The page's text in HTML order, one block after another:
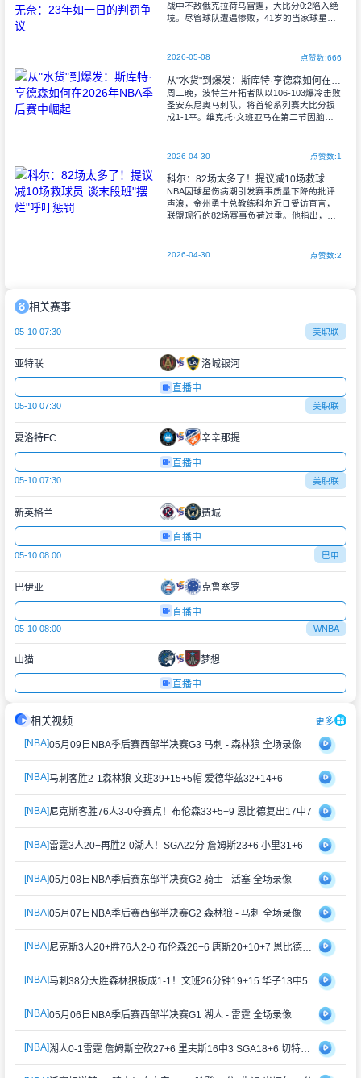
战中不敌俄克拉荷马雷霆，大比分0:2陷入绝
境。尽管球队遭遇惨败，41岁的当家球星勒
2026-05-08 点赞数:666
从"水货"到爆发：斯库特·亨德森如何在2026年NBA季后赛中崛起
周二晚，波特兰开拓者队以106-103爆冷击败
圣安东尼奥马刺队，将首轮系列赛大比分扳
成1-1平。维克托·文班亚马在第二节因脑震
2026-04-30 点赞数:1
科尔：82场太多了！提议减10场救球员 谈末段班"摆烂"呼吁惩罚
NBA因球星伤病潮引发赛事质量下降的批评
声浪，金州勇士总教练科尔近日受访直言，
联盟现行的82场赛事负荷过重。他指出，在
2026-04-30 点赞数:2
相关赛事
05-10 07:30 美职联
亚特联 洛城银河
直播中
05-10 07:30 美职联
夏洛特FC 辛辛那提
直播中
05-10 07:30 美职联
新英格兰 费城
直播中
05-10 08:00 巴甲
巴伊亚 克鲁塞罗
直播中
05-10 08:00 WNBA
山猫 梦想
直播中
相关视频
更多
[NBA]05月09日NBA季后赛西部半决赛G3 马刺 - 森林狼 全场录像
[NBA]马刺客胜2-1森林狼 文班39+15+5帽 爱德华兹32+14+6
[NBA]尼克斯客胜76人3-0夺赛点！布伦森33+5+9 恩比德复出17中7
[NBA]雷霆3人20+再胜2-0湖人！SGA22分 詹姆斯23+6 小里31+6
[NBA]05月08日NBA季后赛东部半决赛G2 骑士 - 活塞 全场录像
[NBA]05月07日NBA季后赛西部半决赛G2 森林狼 - 马刺 全场录像
[NBA] 尼克斯3人20+胜76人2-0 布伦森26+6 唐斯20+10+7 恩比德伤缺
[NBA]马刺38分大胜森林狼扳成1-1！文班26分钟19+15 华子13中5
[NBA]05月06日NBA季后赛西部半决赛G1 湖人 - 雷霆 全场录像
[NBA] 湖人0-1雷霆 詹姆斯空砍27+6 里夫斯16中3 SGA18+6 切特24+12